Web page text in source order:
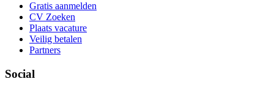
Gratis aanmelden
CV Zoeken
Plaats vacature
Veilig betalen
Partners
Social